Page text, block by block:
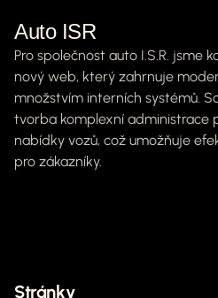
Auto ISR
Pro společnost auto I.S.R. jsme
nový web, který zahrnuje
množstvím interních systémů.
tvorba komplexní administrace
nabídky vozů, což umožňuje
pro zákazníky.
Stránky